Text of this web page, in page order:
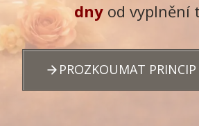
dny od vyplnění
PROZKOUMAT PRINCIP